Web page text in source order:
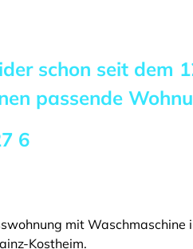
schon seit dem
passende
6
mit
Kostheim.